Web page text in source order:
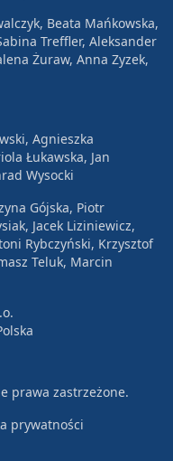
Beata Mańkowska,
Treffler, Aleksander
Żuraw, Anna Zyzek,
Agnieszka
Łukawska, Jan
Wysocki
Gójska, Piotr
Jacek Liziniewicz,
Rybczyński, Krzysztof
Teluk, Marcin
prawa zastrzeżone.
prywatności